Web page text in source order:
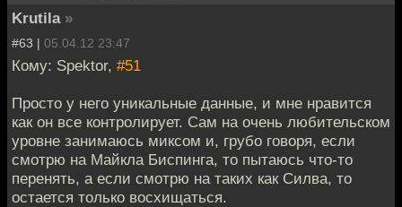
Krutila »
#63 | 05.04.12 23:47
Кому: Spektor, #51
Просто у него уникальные данные, и мне нравится
как он все контролирует. Сам на очень любительском
уровне занимаюсь миксом и, грубо говоря, если
смотрю на Майкла Биспинга, то пытаюсь что-то
перенять, а если смотрю на таких как Силва, то
остается только восхищаться.